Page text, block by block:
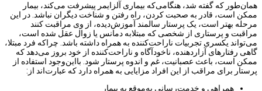
همان‌طور که گفته شد، هنگامی‌که بیماری آلزایمر پیشرفت می‌کند، بیمار
ممکن است، قادر به صحبت کردن، راه رفتن و شناخت دیگران نباشد. در این
مرحله بهتر است، یک پرستار سالمند آموزش‌دیده، از وی مراقبت کنند
مراقبت و پرستاری از شخصی که مبتلابه دمانس یا زوال عقل شده است،
می‌تواند یکسری تجربیات ناراحت‌کننده به همراه داشته باشد. چراکه فرد مبتلا،
گاهی رفتارهای آزاردهنده، ناخودآگاه و ناراحت‌کننده از خود بروز می‌دهد که
ممکن است، باعث عصبانیت، غم و اندوه پرستار شود. بااین‌وجود استفاده از
پرستار برای مراقب از این افراد مزایایی به همراه دارد که عبارت‌اند از:
همراهی و خدمت‌رسانی به‌موقع به بیمار